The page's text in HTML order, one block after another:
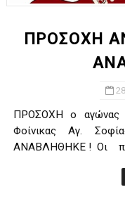
ΠΡΟΣΟΧΗ
ΠΡΟΣΟΧΗ ο αγώνας
Φοίνικας Αγ.
ΑΝΑΒΛΗΘΗΚΕ ! Οι